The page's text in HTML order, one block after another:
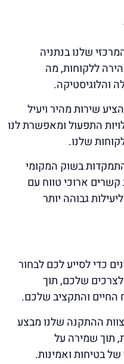
שלנו בנתניה
ללקוחות, מה
והלוגיסטיקה.
שירות מהיר ויעיל
התפעול ומאפשרת לנו
שלנו.
בשוק המקומי
ארוכי טווח עם
גבוהה יותר
כדי לסייע לכם לבחור
שלכם, תוך
החיים והתקציב שלכם.
צוות ההתקנה שלנו מבצע
תוך שמירה על
בטיחות ואמינות.